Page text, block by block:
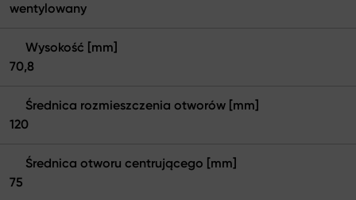
wentylowany
Wysokość [mm]
70,8
Średnica rozmieszczenia otworów [mm]
120
Średnica otworu centrującego [mm]
75